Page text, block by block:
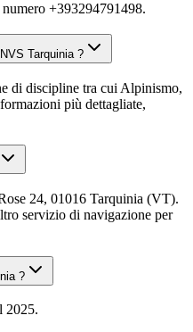
+393294791498.
Quali sono le discipline praticate in UNVS Tarquinia ?
di discipline tra cui Alpinismo,
più dettagliate,
24, 01016 Tarquinia (VT).
servizio di navigazione per
Quando è stata fondata UNVS Tarquinia ?
2025.